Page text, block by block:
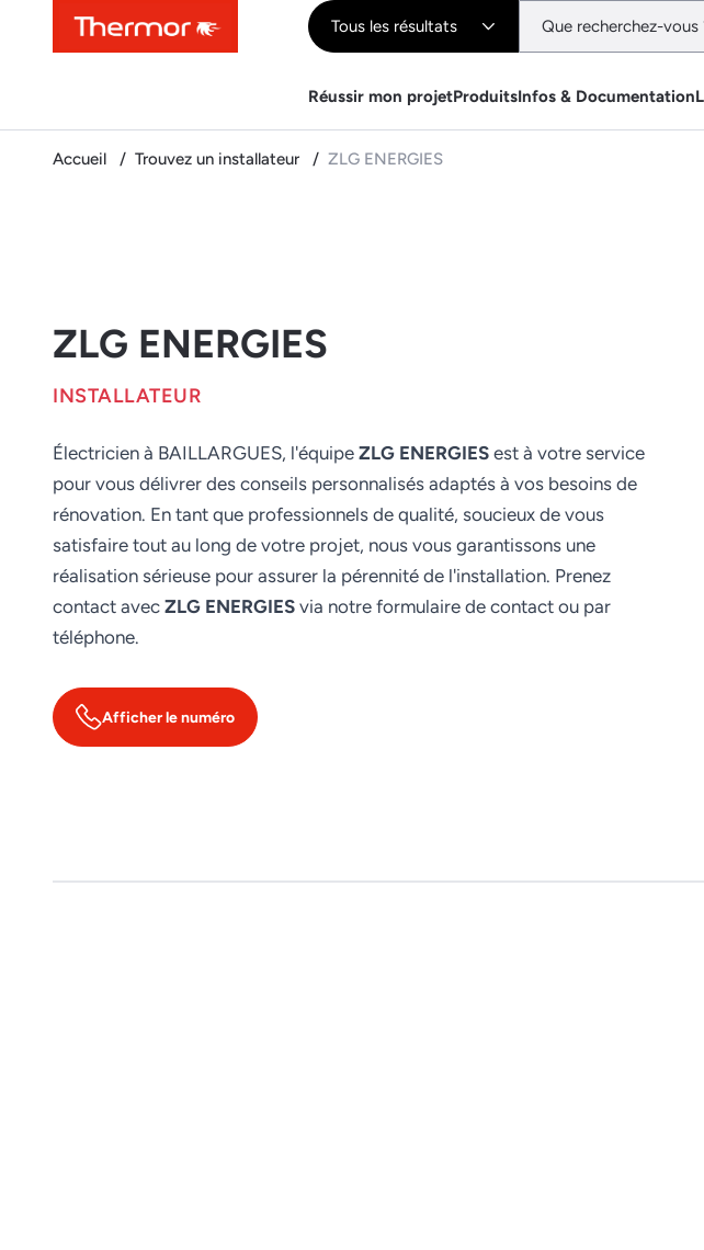
ContenuMenuRecherche Tous les résultats
Réussir mon projetProduitsInfos & Documentation
Accueil Trouvez un installateur ZLG ENERGIES
ZLG ENERGIES
INSTALLATEUR
Électricien à BAILLARGUES, l'équipe ZLG ENERGIES est à votre service
pour vous délivrer des conseils personnalisés adaptés à vos besoins de
rénovation. En tant que professionnels de qualité, soucieux de vous
satisfaire tout au long de votre projet, nous vous garantissons une
réalisation sérieuse pour assurer la pérennité de l'installation. Prenez
contact avec ZLG ENERGIES via notre formulaire de contact ou par
téléphone.
Afficher le numéro